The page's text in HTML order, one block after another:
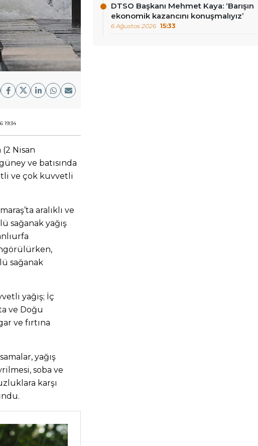
19:34
(2 Nisan
ve batısında
ve çok kuvvetli
aralıklı ve
sağanak yağış
sağanak
yağış; İç
ve Doğu
ve fırtına
yağış
soba ve
karşı
DTSO Başkanı Mehmet Kaya: ‘Barışın
ekonomik kazancını konuşmalıyız’
6 Ağustos 2026 15:33